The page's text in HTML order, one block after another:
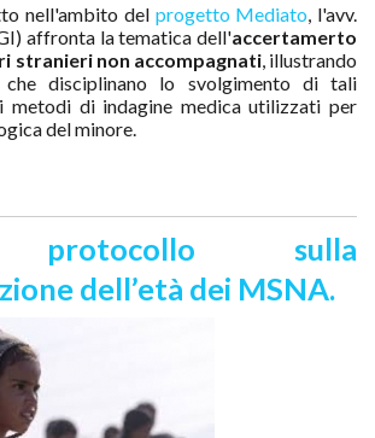
nell'ambito del progetto Mediato , l'avv.
affronta la tematica dell'accertamerto
stranieri non accompagnati, illustrando
disciplinano lo svolgimento di tali
metodi di indagine medica utilizzati per
del minore.
protocollo sulla
dell’età dei MSNA.